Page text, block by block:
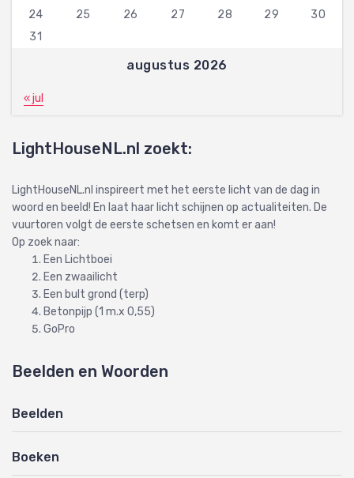
augustus 2026
24
25 26 27 28 29
30
31
« jul
LightHouseNL.nl zoekt:
LightHouseNL.nl inspireert met het eerste licht van de dag in
woord en beeld! En laat haar licht schijnen op actualiteiten. De
vuurtoren volgt de eerste schetsen en komt er aan!
Op zoek naar:
Een Lichtboei
Een zwaailicht
Een bult grond (terp)
Betonpijp (1 m.x 0,55)
GoPro
Beelden en Woorden
Beelden
Boeken